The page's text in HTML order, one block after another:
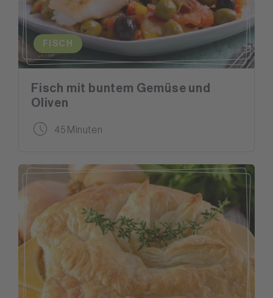
FISCH
Fisch mit buntem Gemüse und
Oliven
45 Minuten